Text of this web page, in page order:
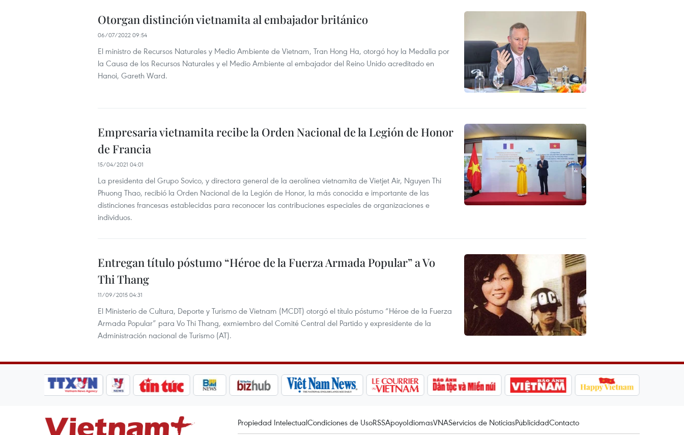
Otorgan distinción vietnamita al embajador británico
06/07/2022 09:54
El ministro de Recursos Naturales y Medio Ambiente de Vietnam, Tran Hong Ha, otorgó hoy la Medalla por
la Causa de los Recursos Naturales y el Medio Ambiente al embajador del Reino Unido acreditado en
Hanoi, Gareth Ward.
Empresaria vietnamita recibe la Orden Nacional de la Legión de Honor
de Francia
15/04/2021 04:01
La presidenta del Grupo Sovico, y directora general de la aerolínea vietnamita de Vietjet Air, Nguyen Thi
Phuong Thao, recibió la Orden Nacional de la Legión de Honor, la más conocida e importante de las
distinciones francesas establecidas para reconocer las contribuciones especiales de organizaciones e
individuos.
Entregan título póstumo “Héroe de la Fuerza Armada Popular” a Vo
Thi Thang
11/09/2015 04:31
El Ministerio de Cultura, Deporte y Turismo de Vietnam (MCDT) otorgó el título póstumo “Héroe de la Fuerza
Armada Popular” para Vo Thi Thang, exmiembro del Comité Central del Partido y expresidente de la
Administración nacional de Turismo (AT).
Propiedad IntelectualCondiciones de UsoRSSApoyoIdiomasVNAServicios de NoticiasPublicidadContacto